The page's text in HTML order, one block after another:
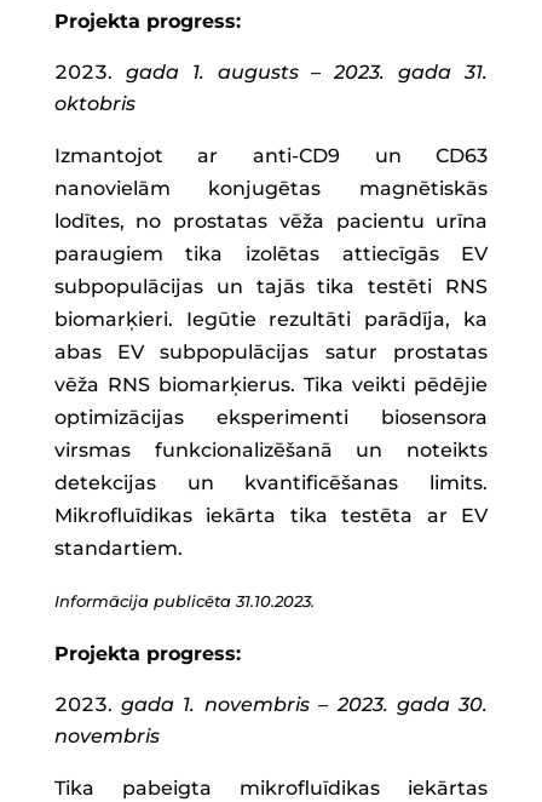
Projekta progress:
gada 1. augusts – 2023. gada 31.
oktobris
Izmantojot ar anti-CD9 un CD63
nanovielām konjugētas magnētiskās
lodītes, no prostatas vēža pacientu urīna
paraugiem tika izolētas attiecīgās EV
subpopulācijas un tajās tika testēti RNS
biomarķieri. Iegūtie rezultāti parādīja, ka
abas EV subpopulācijas satur prostatas
vēža RNS biomarķierus. Tika veikti pēdējie
optimizācijas eksperimenti biosensora
virsmas funkcionalizēšanā un noteikts
detekcijas un kvantificēšanas limits.
Mikrofluīdikas iekārta tika testēta ar EV
standartiem.
Informācija publicēta 31.10.2023.
Projekta progress:
gada 1. novembris – 2023. gada 30.
novembris
Tika pabeigta mikrofluīdikas iekārtas